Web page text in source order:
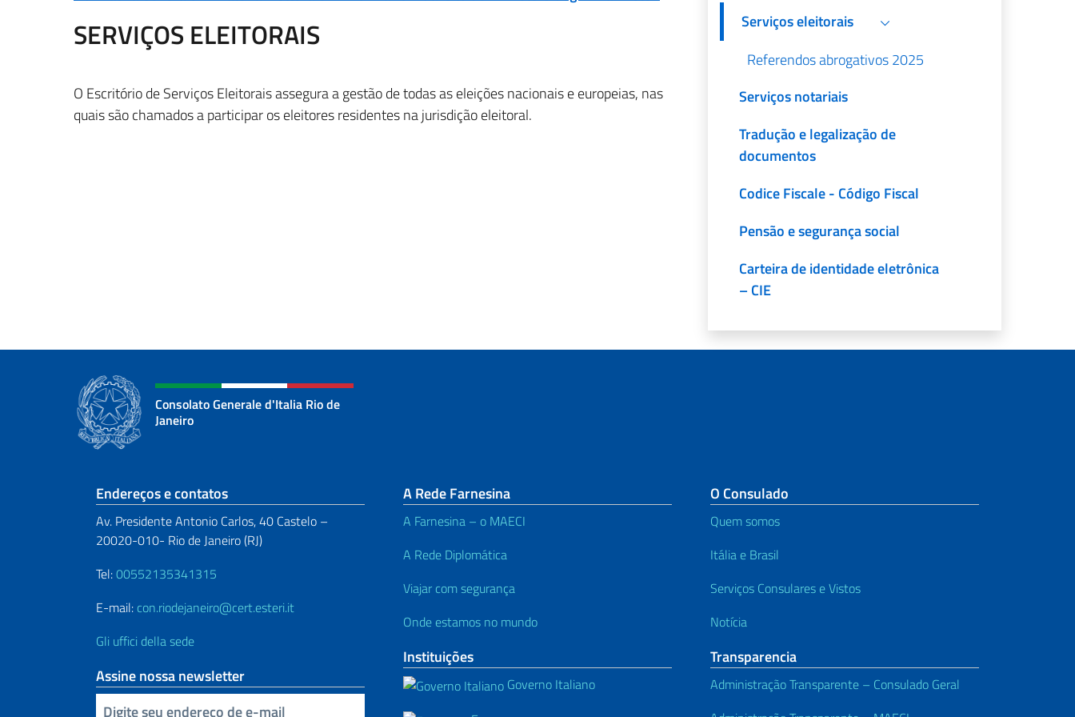
SERVIÇOS ELEITORAIS
O Escritório de Serviços Eleitorais assegura a gestão de todas as eleições nacionais e europeias, nas
quais são chamados a participar os eleitores residentes na jurisdição eleitoral.
Serviços eleitorais
Referendos abrogativos 2025
Serviços notariais
Tradução e legalização de
documentos
Codice Fiscale - Código Fiscal
Pensão e segurança social
Carteira de identidade eletrônica
– CIE
Consolato Generale d'Italia Rio de
Janeiro
Seção de rodapé
Endereços e contatos
Av. Presidente Antonio Carlos, 40 Castelo –
20020-010- Rio de Janeiro (RJ)
Tel:00552135341315
E-mail: con.riodejaneiro@cert.esteri.it
Gli uffici della sede
Assine nossa newsletter
Inserisci la tua email
A Rede Farnesina
A Farnesina – o MAECI
A Rede Diplomática
Viajar com segurança
Onde estamos no mundo
Instituições
Governo Italiano
O Consulado
Quem somos
Itália e Brasil
Serviços Consulares e Vistos
Notícia
Transparencia
Administração Transparente – Consulado Geral